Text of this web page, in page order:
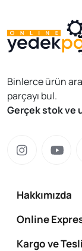
Binlerce ürün
parçayı bul.
Gerçek stok ve
Hakkımızda
Online
Kargo ve